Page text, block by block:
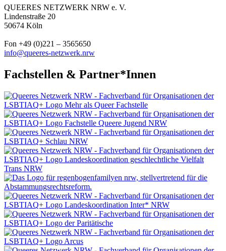
QUEERES NETZWERK NRW e. V.
Lindenstraße 20
50674 Köln
Fon +49 (0)221 – 3565650
info@queeres-netzwerk.nrw
Fachstellen & Partner*Innen